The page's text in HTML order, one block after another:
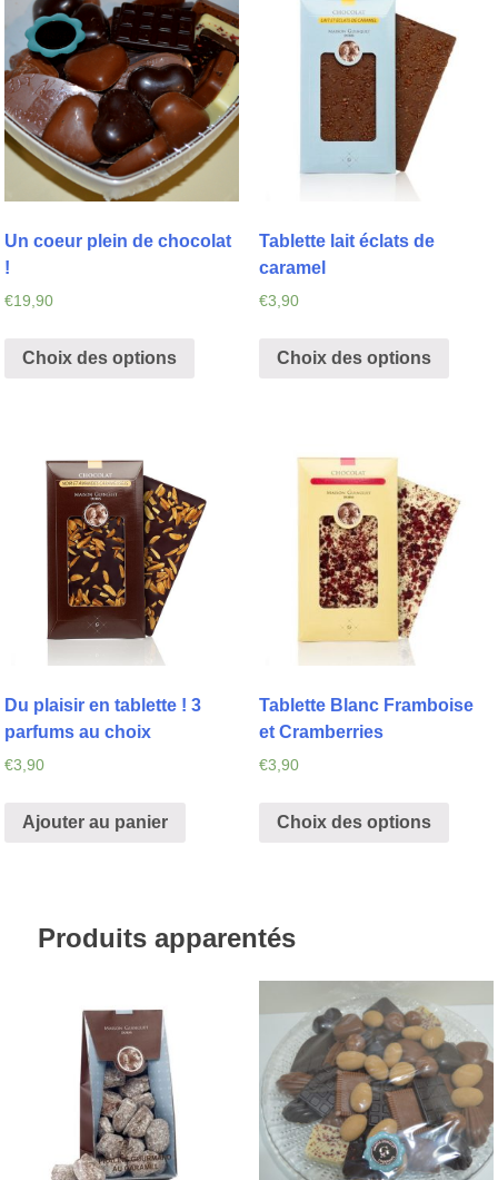
Un coeur plein de chocolat
!
€19,90
Choix des options
Tablette lait éclats de
caramel
€3,90
Choix des options
Du plaisir en tablette ! 3
parfums au choix
€3,90
Ajouter au panier
Tablette Blanc Framboise
et Cramberries
€3,90
Choix des options
Produits apparentés